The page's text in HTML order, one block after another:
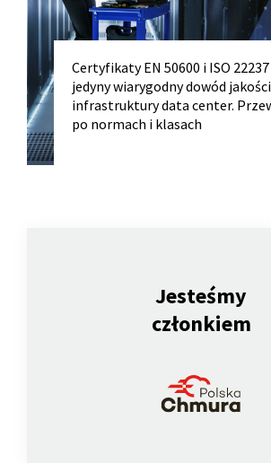
Certyfikaty EN 50600 i ISO
jedyny wiarygodny dowód jakości
infrastruktury data center.
po normach i klasach
Jesteśmy
członkiem